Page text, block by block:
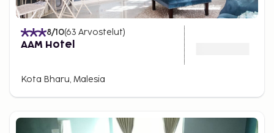
8/10(63 Arvostelut)
AAM Hotel
Kota Bharu, Malesia